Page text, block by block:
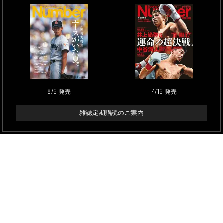
8/6 発売 4/16 発売
雑誌定期購読のご案内